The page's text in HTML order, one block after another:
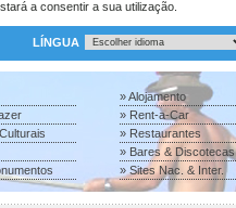
a consentir a sua utilização.
LÍNGUA
» Alojamento
» Rent-a-Car
» Restaurantes
» Bares & Discotecas
» Sites Nac. & Inter.